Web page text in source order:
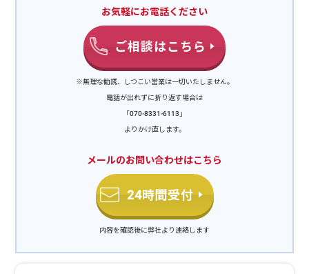
メールでお問い合わせLINEでお問い合わせ※電話が出れずに折り返
す場合はこちらの番号「070-8331-6113」よりかけ直します。ハトの
駆除は20,000円～。費用の目安とポイント便利屋岩美ではハトの駆除
を20,000円～承っています。ハトは警戒心が非常に強いため、時間を
かけて安全な場所を確認します。そのため、早い段階で対策を取るこ
とができれば比較的簡単に駆除できます。反対にかなり時間がたって
からでは、強い帰巣本能と縄張り意識のために駆除が難しくなり、そ
れに伴い費用も上がってしまいます。まずは現地調査をさせていただ
き、詳しい見積もりをお出しします。写真などで詳しい状況をお知ら
お見積りは無料ですので、お気軽にご相談ください。また、ハトの巣
の撤去だけ、フンを片付けてほしいなど、細かいご要望も大歓迎で
す。ご予算・ご要望に最大限添えるようご提案いたします。ハト・ハ
トのフンの被害とは？ハトの習性・行動パターンにより、被害の程度
も4段階に区分できます。レベル1：休憩鳩移動中の羽休め場所と認識
される昼間の短い時間のみ滞在騒音フンによる汚れ（軽度）レベル
2：待機鳩休憩場所よりも安心できる場所と認識されるエサや仲間を
お気軽にお電話ください
ご相談はこちら
※無理な勧誘、しつこい営業は一切いたしません。
電話が出れずに折り返す場合は
「070-8331-6113」
よりかけ直します。
メールのお問い合わせはこちら
24時間受付
内容を確認後に弊社より連絡します